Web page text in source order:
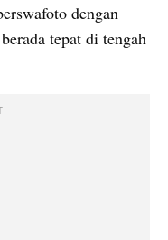
dengan
tepat di tengah